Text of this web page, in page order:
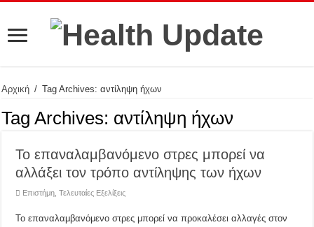
Αρχική / Tag Archives: αντίληψη ήχων
Tag Archives: αντίληψη ήχων
Το επαναλαμβανόμενο στρες μπορεί να
αλλάξει τον τρόπο αντίληψης των ήχων
Επιστήμη ,Τελευταίες Εξελίξεις
Το επαναλαμβανόμενο στρες μπορεί να προκαλέσει αλλαγές στον